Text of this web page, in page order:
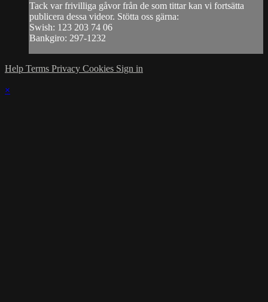
Tack var frivilliga gåvor från de som tittar kan vi fortsätta
publicera dessa videor. Stötta oss gärna:
Swish: 123 203 74 06
Bankgiro: 297-1232
Help Terms Privacy Cookies Sign in
×